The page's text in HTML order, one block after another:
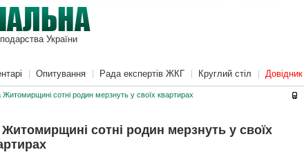
України
Опитування Рада експертів ЖКГ Круглий стіл
сотні родин мерзнуть у своїх квартирах
сотні родин мерзнуть у своїх